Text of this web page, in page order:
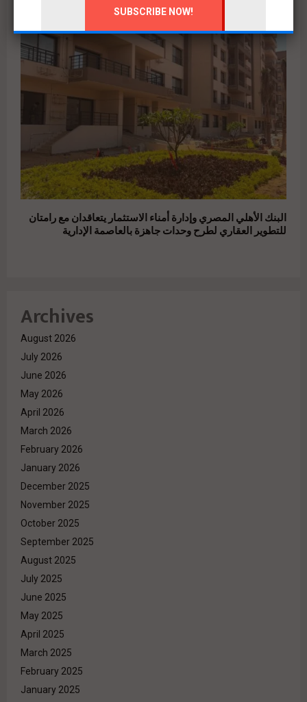
البنك الأهلي المصري وإدارة أمناء الاستثمار يتعاقدان مع رامتان
للتطوير العقاري لطرح وحدات جاهزة بالعاصمة الإدارية
Archives
August 2026
July 2026
June 2026
May 2026
April 2026
March 2026
February 2026
January 2026
December 2025
November 2025
October 2025
September 2025
August 2025
July 2025
June 2025
May 2025
April 2025
March 2025
February 2025
January 2025